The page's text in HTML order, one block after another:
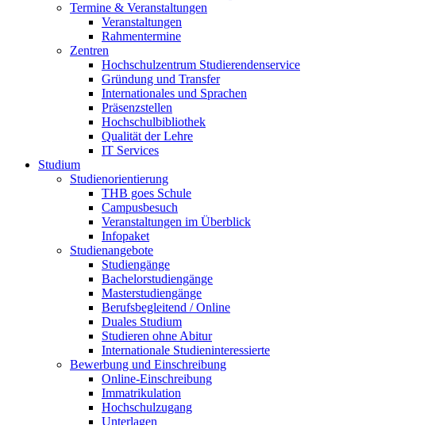
Termine & Veranstaltungen
Veranstaltungen
Rahmentermine
Zentren
Hochschulzentrum Studierendenservice
Gründung und Transfer
Internationales und Sprachen
Präsenzstellen
Hochschulbibliothek
Qualität der Lehre
IT Services
Studium
Studienorientierung
THB goes Schule
Campusbesuch
Veranstaltungen im Überblick
Infopaket
Studienangebote
Studiengänge
Bachelorstudiengänge
Masterstudiengänge
Berufsbegleitend / Online
Duales Studium
Studieren ohne Abitur
Internationale Studieninteressierte
Bewerbung und Einschreibung
Online-Einschreibung
Immatrikulation
Hochschulzugang
Unterlagen